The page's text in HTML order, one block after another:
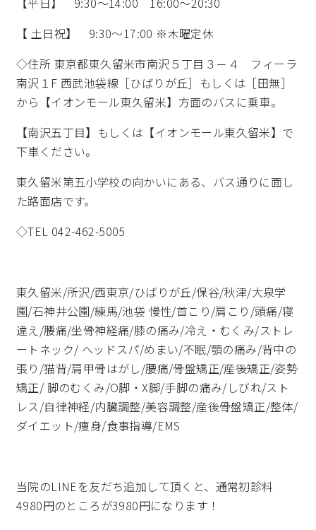
【 土日祝】 9:30～17:00 ※木曜定休
◇住所 東京都東久留米市南沢５丁目３－４ フィーラ
南沢１F 西武池袋線［ひばりが丘］もしくは［田無］
から【イオンモール東久留米】方面のバスに乗車。
【南沢五丁目】もしくは【イオンモール東久留米】で
下車ください。
東久留米第五小学校の向かいにある、バス通りに面し
た路面店です。
◇TEL 042-462-5005
東久留米/所沢/西東京/ひばりが丘/保谷/秋津/大泉学
園/石神井公園/練馬/池袋 慢性/首こり/肩こり/頭痛/寝
違え/腰痛/坐骨神経痛/膝の痛み/冷え・むくみ/ストレ
ートネック/ ヘッドスパ/めまい/不眠/顎の痛み/背中の
張り/猫背/肩甲骨はがし/腰痛/骨盤矯正/産後矯正/姿勢
矯正/ 脚のむくみ/O脚・X脚/手脚の痛み/しびれ/スト
レス/自律神経/内臓調整/美容調整/産後骨盤矯正/整体/
ダイエット/痩身/食事指導/EMS
当院のLINEを友だち追加して頂くと、通常初診料
4980円のところが3980円になります！